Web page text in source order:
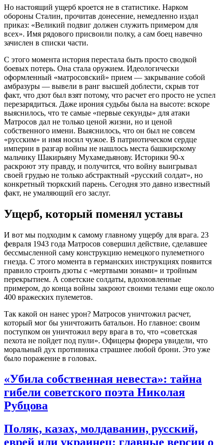
Но настоящий ущерб кроется не в статистике. Нарком
обороны Сталин, прочитав донесение, немедленно издал
приказ: «Великий подвиг должен служить примером для
всех». Имя рядового присвоили полку, а сам боец навечно
зачислен в списки части.
С этого момента история перестала быть просто сводкой
боевых потерь. Она стала оружием. Идеологически
оформленный «матросовский» прием — закрывание собой
амбразуры — вывели в ранг высшей доблести, скрыв тот
факт, что дзот был взят потому, что расчет его просто не успел
перезарядиться. Даже ирония судьбы была на высоте: вскоре
выяснилось, что те самые «первые секунды» для атаки
Матросов дал не только ценой жизни, но и ценой
собственного имени. Выяснилось, что он был не совсем
«русским» и имя носил чужое. В патриотическом сердце
империи в разгар войны не нашлось места башкирскому
мальчику Шакирьяну Мухамедьянову. Историки 90-х
раскроют эту правду, и получится, что войну выигрывал
своей грудью не только абстрактный «русский солдат», но
конкретный тюркский парень. Сегодня это давно известный
факт, не умаляющий его заслуг.
Ущерб, который поменял уставы
И вот мы подходим к самому главному ущербу для врага. 23
февраля 1943 года Матросов совершил действие, сделавшее
бессмысленной саму конструкцию немецкого пулеметного
гнезда. С этого момента в германских инструкциях появится
правило строить дзоты с «мертвыми зонами» и тройным
перекрытием. А советские солдаты, вдохновленные
примером, до конца войны закроют своими телами еще около
400 вражеских пулеметов.
Так какой он нанес урон? Матросов уничтожил расчет,
который мог бы уничтожить батальон. Но главное: своим
поступком он уничтожил веру врага в то, что «советская
пехота не пойдет под пули». Офицеры фюрера увидели, что
моральный дух противника страшнее любой брони. Это уже
было поражение в головах.
«Убила собственная невеста»: тайна
гибели советского поэта Николая
Рубцова
Поляк, казах, молдаванин, русский,
еврей или украинец: главные версии о